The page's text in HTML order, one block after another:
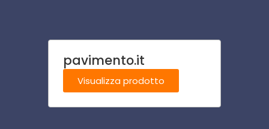
pavimento.it
Visualizza prodotto